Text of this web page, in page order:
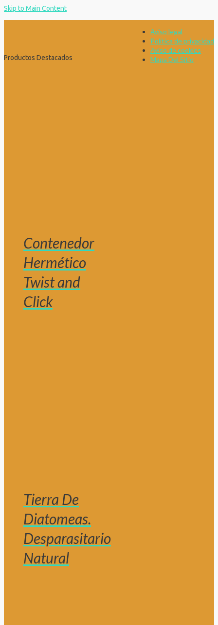
Skip to Main Content
Aviso legal
Política de privacidad
Aviso de cookies
Mapa Del Sitio
Productos Destacados
Contenedor
Hermético
Twist and
Click
Tierra De
Diatomeas.
Desparasitario
Natural